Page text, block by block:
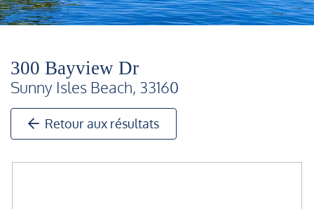
300 Bayview Dr
Sunny Isles Beach, 33160
Retour aux résultats